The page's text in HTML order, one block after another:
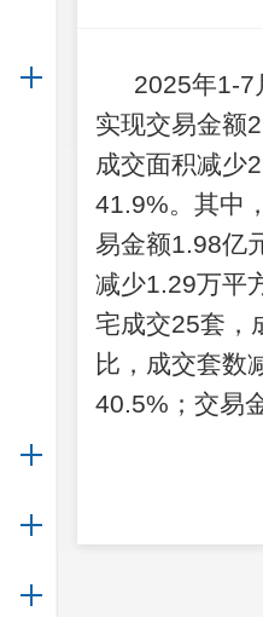
2025年1-7
实现交易金额
成交面积减少
41.9%。 其中
易金额1.98亿
减少1.29万平
宅成交25套，
比，成交套数
40.5% ；交易